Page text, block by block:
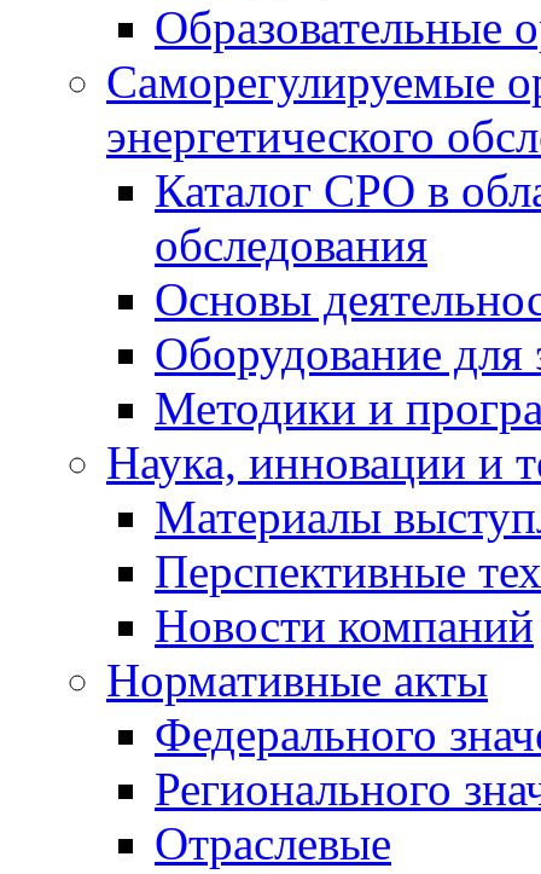
Образовательные
Саморегулируемые
энергетического
Каталог СРО в
обследования
Основы
Оборудование для
Методики и
Наука, инновации и
Материалы
Перспективные
Новости компаний
Нормативные акты
Федерального
Регионального
Отраслевые